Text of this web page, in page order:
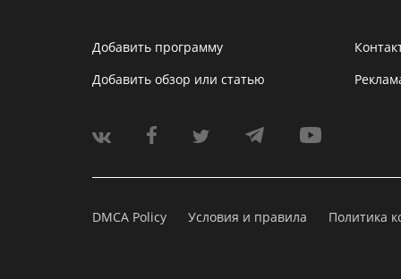
Добавить программу
Добавить обзор или статью
DMCA Policy Условия и правила Политика